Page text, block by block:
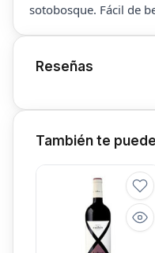
sotobosque. Fácil de
Reseñas
También te